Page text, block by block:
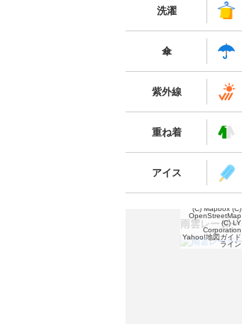
洗濯
傘
紫外線
重ね着
アイス
雨雲レーダー
(C) Mapbox (C)
OpenStreetMap
(C) LY
Corporation
Yahoo!地図ガイド
ライン